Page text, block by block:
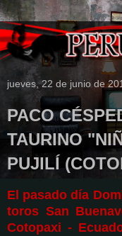
jueves, 22 de junio de
PACO
TAURINO
PUJILÍ
El pasado día
toros San
Cotopaxi -